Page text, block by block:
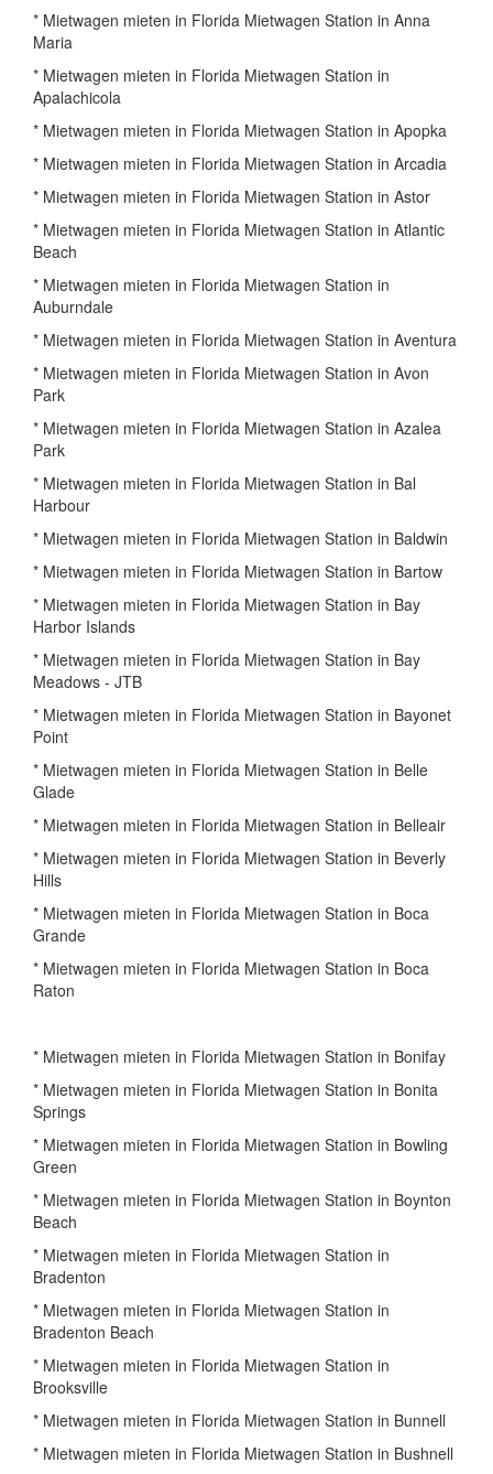
* Mietwagen mieten in Florida Mietwagen Station in Anna
Maria
* Mietwagen mieten in Florida Mietwagen Station in
Apalachicola
* Mietwagen mieten in Florida Mietwagen Station in Apopka
* Mietwagen mieten in Florida Mietwagen Station in Arcadia
* Mietwagen mieten in Florida Mietwagen Station in Astor
* Mietwagen mieten in Florida Mietwagen Station in Atlantic
Beach
* Mietwagen mieten in Florida Mietwagen Station in
Auburndale
* Mietwagen mieten in Florida Mietwagen Station in Aventura
* Mietwagen mieten in Florida Mietwagen Station in Avon
Park
* Mietwagen mieten in Florida Mietwagen Station in Azalea
Park
* Mietwagen mieten in Florida Mietwagen Station in Bal
Harbour
* Mietwagen mieten in Florida Mietwagen Station in Baldwin
* Mietwagen mieten in Florida Mietwagen Station in Bartow
* Mietwagen mieten in Florida Mietwagen Station in Bay
Harbor Islands
* Mietwagen mieten in Florida Mietwagen Station in Bay
Meadows - JTB
* Mietwagen mieten in Florida Mietwagen Station in Bayonet
Point
* Mietwagen mieten in Florida Mietwagen Station in Belle
Glade
* Mietwagen mieten in Florida Mietwagen Station in Belleair
* Mietwagen mieten in Florida Mietwagen Station in Beverly
Hills
* Mietwagen mieten in Florida Mietwagen Station in Boca
Grande
* Mietwagen mieten in Florida Mietwagen Station in Boca
Raton
* Mietwagen mieten in Florida Mietwagen Station in Bonifay
* Mietwagen mieten in Florida Mietwagen Station in Bonita
Springs
* Mietwagen mieten in Florida Mietwagen Station in Bowling
Green
* Mietwagen mieten in Florida Mietwagen Station in Boynton
Beach
* Mietwagen mieten in Florida Mietwagen Station in
Bradenton
* Mietwagen mieten in Florida Mietwagen Station in
Bradenton Beach
* Mietwagen mieten in Florida Mietwagen Station in
Brooksville
* Mietwagen mieten in Florida Mietwagen Station in Bunnell
* Mietwagen mieten in Florida Mietwagen Station in Bushnell